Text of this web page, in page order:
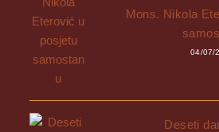
Mons. Nikola
04/07/
Deseti